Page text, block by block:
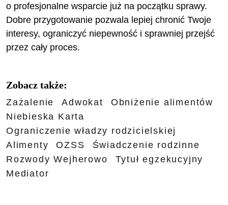
o profesjonalne wsparcie już na początku sprawy.
Dobre przygotowanie pozwala lepiej chronić Twoje
interesy, ograniczyć niepewność i sprawniej przejść
przez cały proces.
Zobacz także:
Zażalenie Adwokat
Obniżenie alimentów
Niebieska Karta
Ograniczenie władzy rodzicielskiej
Alimenty
OZSS
Świadczenie rodzinne
Rozwody Wejherowo
Tytuł egzekucyjny
Mediator